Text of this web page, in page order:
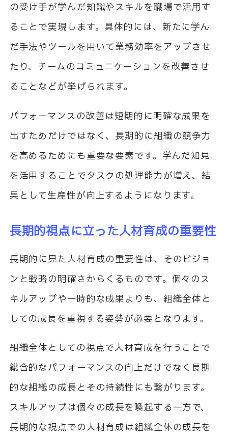
の受け手が学んだ知識やスキルを職場で活用す
ることで実現します。具体的には、新たに学ん
だ手法やツールを用いて業務効率をアップさせ
たり、チームのコミュニケーションを改善させ
ることなどが挙げられます。
パフォーマンスの改善は短期的に明確な成果を
出すためだけではなく、長期的に組織の競争力
を高めるためにも重要な要素です。学んだ知見
を活用することでタスクの処理能力が増え、結
果として生産性が向上するようになります。
長期的視点に立った人材育成の重要性
長期的に見た人材育成の重要性は、そのビジョ
ンと戦略の明確さからくるものです。個々のス
キルアップや一時的な成果よりも、組織全体と
しての成長を重視する姿勢が必要となります。
組織全体としての視点で人材育成を行うことで
総合的なパフォーマンスの向上だけでなく長期
的な組織の成長とその持続性にも繋がります。
スキルアップは個々の成長を喚起する一方で、
長期的な視点での人材育成は組織全体の成長を